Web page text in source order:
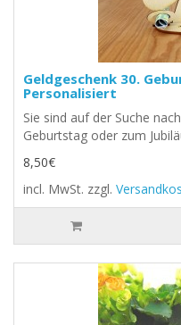
Geldgeschenk 30.
Personalisiert
Sie sind auf der Suche
Geburtstag oder zum
8,50€
incl. MwSt. zzgl.